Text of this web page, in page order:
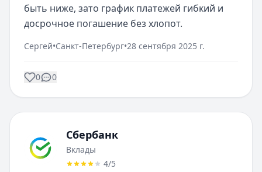
быть ниже, зато график платежей гибкий и
досрочное погашение без хлопот.
Сергей•Санкт-Петербург•28 сентября 2025 г.
0 0
Сбербанк
Вклады
4/5